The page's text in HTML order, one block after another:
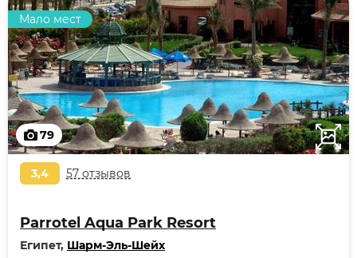
79
Мало мест
3,4 57 отзывов
Parrotel Aqua Park Resort
Египет, Шарм-Эль-Шейх